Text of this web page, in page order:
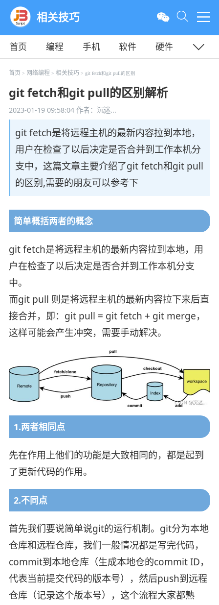
相关技巧
首页 编程 手机 软件
硬件
教程
平面 服务器
首页 > 网络编程 > 相关技巧 > git fetch和git pull的区别
git fetch和git pull的区别解析
2023-01-19 09:58:04作者：沉迷...
git fetch是将远程主机的最新内容拉到本地，
用户在检查了以后决定是否合并到工作本机分
支中，这篇文章主要介绍了git fetch和git pull
的区别,需要的朋友可以参考下
简单概括两者的概念
git fetch是将远程主机的最新内容拉到本地，用
户在检查了以后决定是否合并到工作本机分支
中。
而git pull 则是将远程主机的最新内容拉下来后直
接合并，即：git pull = git fetch + git merge，
这样可能会产生冲突，需要手动解决。
1.两者相同点
先在作用上他们的功能是大致相同的，都是起到
了更新代码的作用。
2.不同点
首先我们要说简单说git的运行机制。git分为本地
仓库和远程仓库，我们一般情况都是写完代码，
commit到本地仓库（生成本地仓的commit ID，
代表当前提交代码的版本号），然后push到远程
仓库（记录这个版本号），这个流程大家都熟